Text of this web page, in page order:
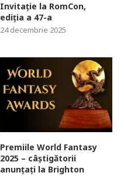
Invitație la RomCon,
ediția a 47-a
24 decembrie 2025
Premiile World Fantasy
2025 – câștigătorii
anunțați la Brighton